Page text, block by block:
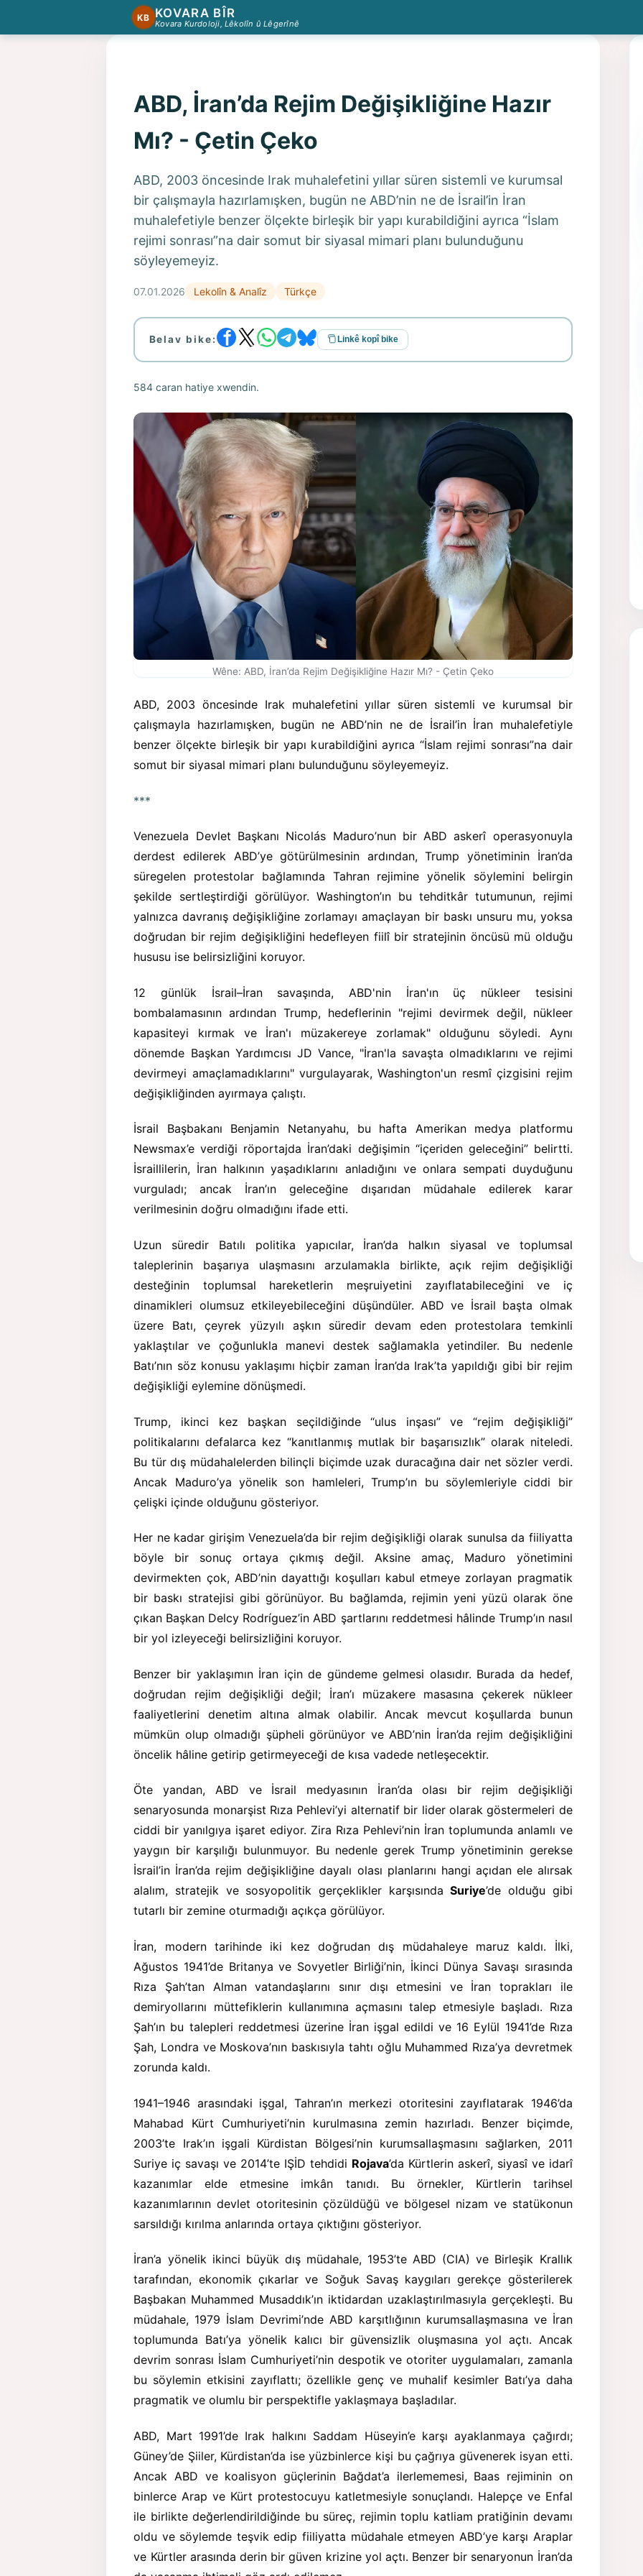
KB KOVARA BÎR
Kovara Kurdoloji, Lêkolîn û Lêgerînê
ABD, İran’da Rejim Değişikliğine Hazır
Mı? - Çetin Çeko
ABD, 2003 öncesinde Irak muhalefetini yıllar süren sistemli ve kurumsal
bir çalışmayla hazırlamışken, bugün ne ABD’nin ne de İsrail’in İran
muhalefetiyle benzer ölçekte birleşik bir yapı kurabildiğini ayrıca “İslam
rejimi sonrası”na dair somut bir siyasal mimari planı bulunduğunu
söyleyemeyiz.
07.01.2026 Lekolîn & Analîz Türkçe
Belav bike: Linkê kopî bike
584 caran hatiye xwendin.
Wêne: ABD, İran’da Rejim Değişikliğine Hazır Mı? - Çetin Çeko
ABD, 2003 öncesinde Irak muhalefetini yıllar süren sistemli ve kurumsal bir
çalışmayla hazırlamışken, bugün ne ABD’nin ne de İsrail’in İran muhalefetiyle
benzer ölçekte birleşik bir yapı kurabildiğini ayrıca “İslam rejimi sonrası”na dair
somut bir siyasal mimari planı bulunduğunu söyleyemeyiz.
***
Venezuela Devlet Başkanı Nicolás Maduro’nun bir ABD askerî operasyonuyla
derdest edilerek ABD’ye götürülmesinin ardından, Trump yönetiminin İran’da
süregelen protestolar bağlamında Tahran rejimine yönelik söylemini belirgin
şekilde sertleştirdiği görülüyor. Washington’ın bu tehditkâr tutumunun, rejimi
yalnızca davranış değişikliğine zorlamayı amaçlayan bir baskı unsuru mu, yoksa
doğrudan bir rejim değişikliğini hedefleyen fiilî bir stratejinin öncüsü mü olduğu
hususu ise belirsizliğini koruyor.
12 günlük İsrail–İran savaşında, ABD'nin İran'ın üç nükleer tesisini
bombalamasının ardından Trump, hedeflerinin "rejimi devirmek değil, nükleer
kapasiteyi kırmak ve İran'ı müzakereye zorlamak" olduğunu söyledi. Aynı
dönemde Başkan Yardımcısı JD Vance, "İran'la savaşta olmadıklarını ve rejimi
devirmeyi amaçlamadıklarını" vurgulayarak, Washington'un resmî çizgisini rejim
değişikliğinden ayırmaya çalıştı.
İsrail Başbakanı Benjamin Netanyahu, bu hafta Amerikan medya platformu
Newsmax’e verdiği röportajda İran’daki değişimin “içeriden geleceğini” belirtti.
İsraillilerin, İran halkının yaşadıklarını anladığını ve onlara sempati duyduğunu
vurguladı; ancak İran’ın geleceğine dışarıdan müdahale edilerek karar
verilmesinin doğru olmadığını ifade etti.
Uzun süredir Batılı politika yapıcılar, İran’da halkın siyasal ve toplumsal
taleplerinin başarıya ulaşmasını arzulamakla birlikte, açık rejim değişikliği
desteğinin toplumsal hareketlerin meşruiyetini zayıflatabileceğini ve iç
dinamikleri olumsuz etkileyebileceğini düşündüler. ABD ve İsrail başta olmak
üzere Batı, çeyrek yüzyılı aşkın süredir devam eden protestolara temkinli
yaklaştılar ve çoğunlukla manevi destek sağlamakla yetindiler. Bu nedenle
Batı’nın söz konusu yaklaşımı hiçbir zaman İran’da Irak’ta yapıldığı gibi bir rejim
değişikliği eylemine dönüşmedi.
Trump, ikinci kez başkan seçildiğinde “ulus inşası” ve “rejim değişikliği”
politikalarını defalarca kez “kanıtlanmış mutlak bir başarısızlık” olarak niteledi.
Bu tür dış müdahalelerden bilinçli biçimde uzak duracağına dair net sözler verdi.
Ancak Maduro’ya yönelik son hamleleri, Trump’ın bu söylemleriyle ciddi bir
çelişki içinde olduğunu gösteriyor.
Her ne kadar girişim Venezuela’da bir rejim değişikliği olarak sunulsa da fiiliyatta
böyle bir sonuç ortaya çıkmış değil. Aksine amaç, Maduro yönetimini
devirmekten çok, ABD’nin dayattığı koşulları kabul etmeye zorlayan pragmatik
bir baskı stratejisi gibi görünüyor. Bu bağlamda, rejimin yeni yüzü olarak öne
çıkan Başkan Delcy Rodríguez’in ABD şartlarını reddetmesi hâlinde Trump’ın nasıl
bir yol izleyeceği belirsizliğini koruyor.
Benzer bir yaklaşımın İran için de gündeme gelmesi olasıdır. Burada da hedef,
doğrudan rejim değişikliği değil; İran’ı müzakere masasına çekerek nükleer
faaliyetlerini denetim altına almak olabilir. Ancak mevcut koşullarda bunun
mümkün olup olmadığı şüpheli görünüyor ve ABD’nin İran’da rejim değişikliğini
öncelik hâline getirip getirmeyeceği de kısa vadede netleşecektir.
Öte yandan, ABD ve İsrail medyasının İran’da olası bir rejim değişikliği
senaryosunda monarşist Rıza Pehlevi’yi alternatif bir lider olarak göstermeleri de
ciddi bir yanılgıya işaret ediyor. Zira Rıza Pehlevi’nin İran toplumunda anlamlı ve
yaygın bir karşılığı bulunmuyor. Bu nedenle gerek Trump yönetiminin gerekse
İsrail’in İran’da rejim değişikliğine dayalı olası planlarını hangi açıdan ele alırsak
alalım, stratejik ve sosyopolitik gerçeklikler karşısındaSuriye’de olduğu gibi
tutarlı bir zemine oturmadığı açıkça görülüyor.
İran, modern tarihinde iki kez doğrudan dış müdahaleye maruz kaldı. İlki,
Ağustos 1941’de Britanya ve Sovyetler Birliği’nin, İkinci Dünya Savaşı sırasında
Rıza Şah’tan Alman vatandaşlarını sınır dışı etmesini ve İran toprakları ile
demiryollarını müttefiklerin kullanımına açmasını talep etmesiyle başladı. Rıza
Şah’ın bu talepleri reddetmesi üzerine İran işgal edildi ve 16 Eylül 1941’de Rıza
Şah, Londra ve Moskova’nın baskısıyla tahtı oğlu Muhammed Rıza’ya devretmek
zorunda kaldı.
1941–1946 arasındaki işgal, Tahran’ın merkezi otoritesini zayıflatarak 1946’da
Mahabad Kürt Cumhuriyeti’nin kurulmasına zemin hazırladı. Benzer biçimde,
2003’te Irak’ın işgali Kürdistan Bölgesi’nin kurumsallaşmasını sağlarken, 2011
Suriye iç savaşı ve 2014’te IŞİD tehdidi Rojava’da Kürtlerin askerî, siyasî ve idarî
kazanımlar elde etmesine imkân tanıdı. Bu örnekler, Kürtlerin tarihsel
kazanımlarının devlet otoritesinin çözüldüğü ve bölgesel nizam ve statükonun
sarsıldığı kırılma anlarında ortaya çıktığını gösteriyor.
İran’a yönelik ikinci büyük dış müdahale, 1953’te ABD (CIA) ve Birleşik Krallık
tarafından, ekonomik çıkarlar ve Soğuk Savaş kaygıları gerekçe gösterilerek
Başbakan Muhammed Musaddık’ın iktidardan uzaklaştırılmasıyla gerçekleşti. Bu
müdahale, 1979 İslam Devrimi’nde ABD karşıtlığının kurumsallaşmasına ve İran
toplumunda Batı’ya yönelik kalıcı bir güvensizlik oluşmasına yol açtı. Ancak
devrim sonrası İslam Cumhuriyeti’nin despotik ve otoriter uygulamaları, zamanla
bu söylemin etkisini zayıflattı; özellikle genç ve muhalif kesimler Batı’ya daha
pragmatik ve olumlu bir perspektifle yaklaşmaya başladılar.
ABD, Mart 1991’de Irak halkını Saddam Hüseyin’e karşı ayaklanmaya çağırdı;
Güney’de Şiiler, Kürdistan’da ise yüzbinlerce kişi bu çağrıya güvenerek isyan etti.
Ancak ABD ve koalisyon güçlerinin Bağdat’a ilerlememesi, Baas rejiminin on
binlerce Arap ve Kürt protestocuyu katletmesiyle sonuçlandı. Halepçe ve Enfal
ile birlikte değerlendirildiğinde bu süreç, rejimin toplu katliam pratiğinin devamı
oldu ve söylemde teşvik edip fiiliyatta müdahale etmeyen ABD’ye karşı Araplar
ve Kürtler arasında derin bir güven krizine yol açtı. Benzer bir senaryonun İran’da